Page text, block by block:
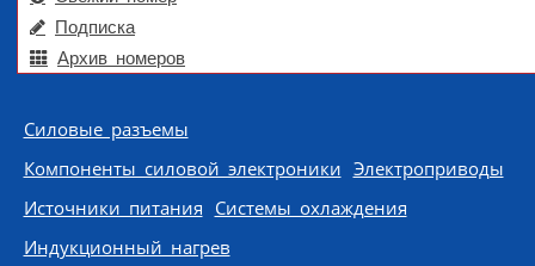
Подписка
Архив номеров
Skip to content
Силовые разъемы
Компоненты силовой электроники Электроприводы
Источники питания Системы охлаждения
Индукционный нагрев